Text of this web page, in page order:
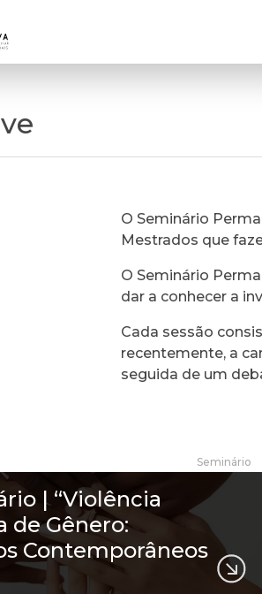
O Seminário
Mestrados que
O Seminário
dar a conhecer a
Cada sessão
recentemente, a
seguida de um
Seminário
| “Violência
de Gênero:
Contemporâneos